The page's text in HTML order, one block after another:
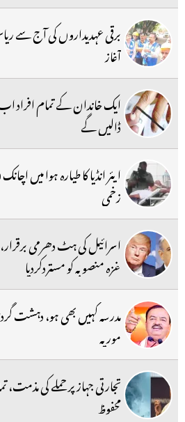
برقی عہدیداروں کی آج سے
آغاز
ایک خاندان کے تمام افراد
ڈالیں گے
زخمی
اسرائیل کی ہٹ دھرمی
غزہ منصوبہ کو مستردکردیا
مدرسہ کہیں بھی ہو، دہشت
موریہ
محفوظ